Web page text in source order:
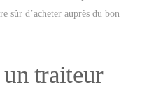
sûr d’acheter auprès du bon
traiteur